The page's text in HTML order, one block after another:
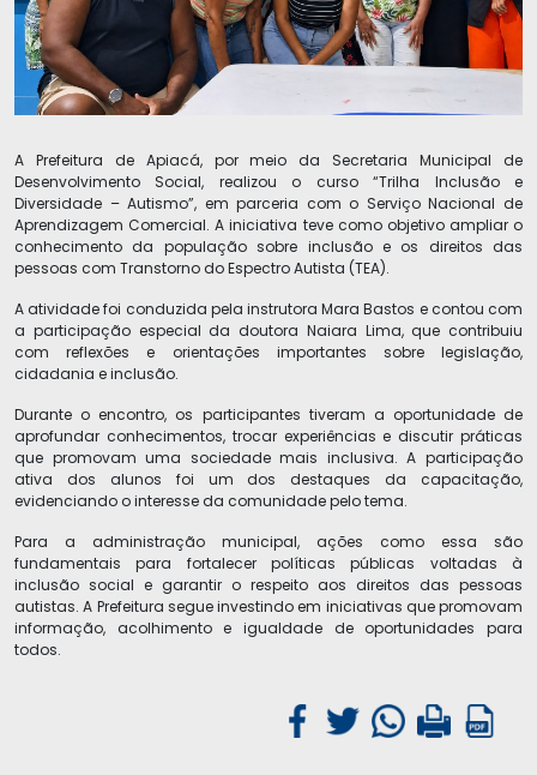
A Prefeitura de Apiacá, por meio da Secretaria Municipal de
Desenvolvimento Social, realizou o curso “Trilha Inclusão e
Diversidade – Autismo”, em parceria com o Serviço Nacional de
Aprendizagem Comercial. A iniciativa teve como objetivo ampliar o
conhecimento da população sobre inclusão e os direitos das
pessoas com Transtorno do Espectro Autista (TEA).
A atividade foi conduzida pela instrutora Mara Bastos e contou com
a participação especial da doutora Naiara Lima, que contribuiu
com reflexões e orientações importantes sobre legislação,
cidadania e inclusão.
Durante o encontro, os participantes tiveram a oportunidade de
aprofundar conhecimentos, trocar experiências e discutir práticas
que promovam uma sociedade mais inclusiva. A participação
ativa dos alunos foi um dos destaques da capacitação,
evidenciando o interesse da comunidade pelo tema.
Para a administração municipal, ações como essa são
fundamentais para fortalecer políticas públicas voltadas à
inclusão social e garantir o respeito aos direitos das pessoas
autistas. A Prefeitura segue investindo em iniciativas que promovam
informação, acolhimento e igualdade de oportunidades para
todos.